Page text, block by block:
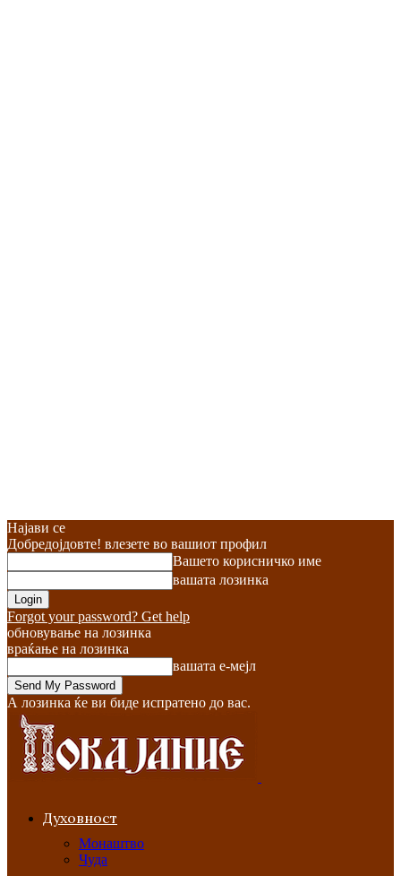
Најави се
Добредојдовте! влезете во вашиот профил
Вашето корисничко име
вашата лозинка
Forgot your password? Get help
обновување на лозинка
враќање на лозинка
вашата е-мејл
А лозинка ќе ви биде испратено до вас.
Духовност
Монаштво
Чуда